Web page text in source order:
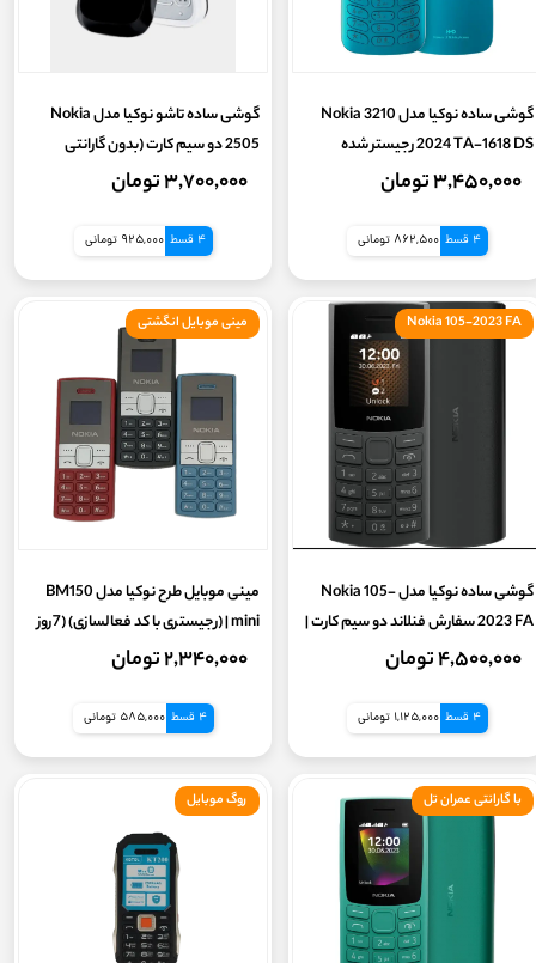
گوشی ساده نوکیا مدل Nokia 3210
2024 TA-1618 DS رجیستر شده
(گارانتی هفت روزه سلامت کالا )
۳,۴۵۰,۰۰۰ تومان
4 قسط 862,500 تومانی
گوشی ساده تاشو نوکیا مدل Nokia
2505 دو سیم کارت (بدون گارانتی
شرکتی) رجیستر+ کد فعالسازی
۳,۷۰۰,۰۰۰ تومان
4 قسط 925,000 تومانی
گوشی ساده نوکیا مدل Nokia 105-
2023 FA سفارش فنلاند دو سیم‌ کارت |
( گارانتی 18 ماهه شرکتی)
۴,۵۰۰,۰۰۰ تومان
4 قسط 1,125,000 تومانی
Nokia 105-2023 FA
مینی موبایل طرح نوکیا مدل BM150
mini | (رجیستری با کد فعالسازی) (7روز
گارانتی سلامت کالا)
۲,۳۴۰,۰۰۰ تومان
4 قسط 585,000 تومانی
مینی موبایل انگشتی
با گارانتی عمران تل روگ موبایل